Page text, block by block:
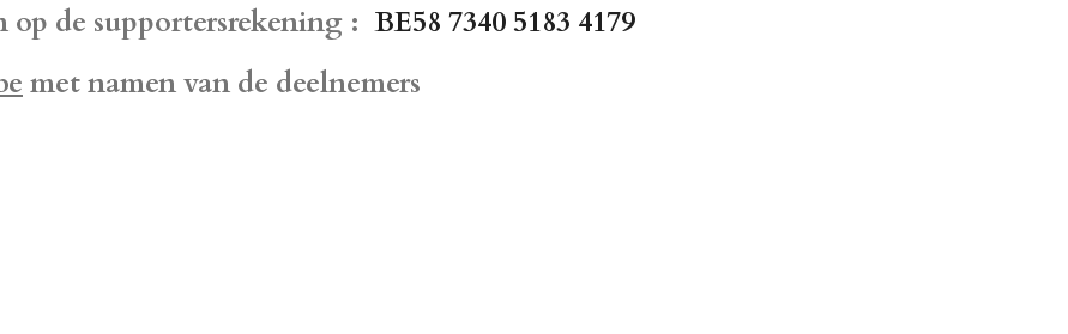
op de supportersrekening : BE58 7340 5183 4179
met namen van de deelnemers